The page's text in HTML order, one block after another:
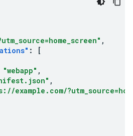
,
:
[
"webapp" ,
,
example.com/